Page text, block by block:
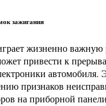
зажигания
жизненно важную
привести к
автомобиля.
признаков
на приборной